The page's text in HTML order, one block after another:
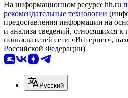
На информационном ресурсе hh.ru
рекомендательные технологии
предоставления информации на
и анализа сведений, относящихся к
пользователей сети «Интернет»,
Российской Федерации)
Русский